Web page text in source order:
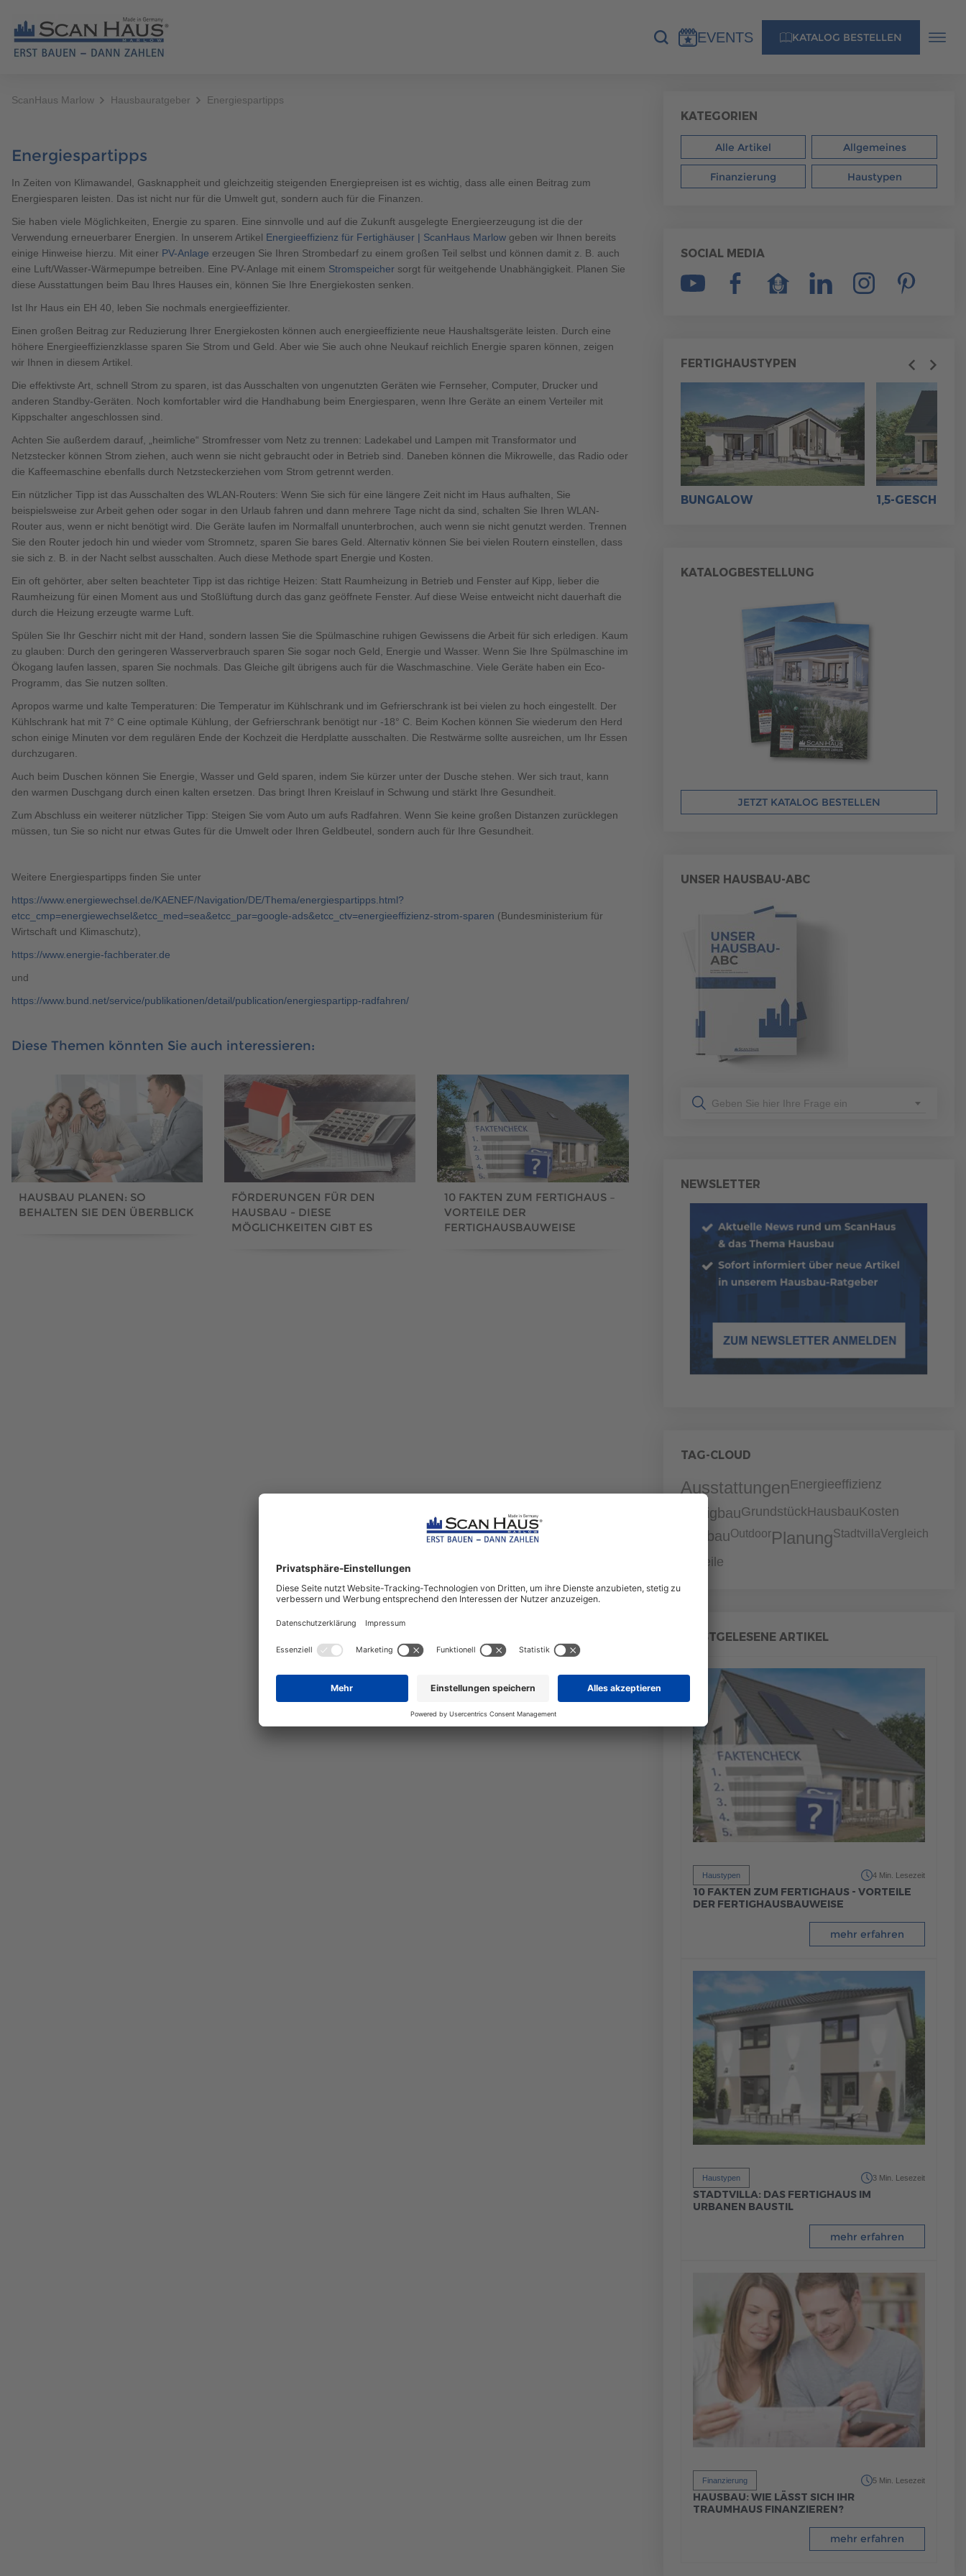
EVENTS KATALOG BESTELLEN
HÄUSER
Referenzhäuser
Mehrfamilienhäuser 1,5-Geschosser
Stadtvilla
Ausbauhaus
Mehrgenerationenhaus
Doppelhaus
Aktionshaus
Brauchen Sie Hilfe? 038221 400 500 MUSTERHAUS FINDEN
Brauchen Sie Hilfe? MUSTERHAUS FINDEN
Individuelles Bauen
Made in Germany
Zertifizierte Qualität
Unsere Bauweise
Energieeffizient bauen
Alles aus einer Hand
QNG-Siegel
Auszeichnungen
Brauchen Sie Hilfe? 038221 400 500 MUSTERHAUS FINDEN
Events & Stelltage
Finanzierungsrechner
Videos
Podcast HAUSBLICK
Newsletter
Haustypen
Brauchen Sie Hilfe? 038221 400 500 MUSTERHAUS FINDEN
Karriere
Regionales
Sponsoring
Baupartner werden
Brauchen Sie Hilfe? 038221 400 500
Kontaktformular
Brauchen Sie Hilfe? 038221 400 500
ScanHaus Marlow Hausbauratgeber Energiespartipps
Energiespartipps
In Zeiten von Klimawandel, Gasknappheit und gleichzeitig steigenden Energiepreisen ist es wichtig, dass alle einen Beitrag zum
Energiesparen leisten. Das ist nicht nur für die Umwelt gut, sondern auch für die Finanzen.
Sie haben viele Möglichkeiten, Energie zu sparen. Eine sinnvolle und auf die Zukunft ausgelegte Energieerzeugung ist die der
Verwendung erneuerbarer Energien. In unserem Artikel Energieeffizienz für Fertighäuser | ScanHaus Marlow geben wir Ihnen bereits
einige Hinweise hierzu. Mit einer PV-Anlage erzeugen Sie Ihren Strombedarf zu einem großen Teil selbst und können damit z. B. auch
eine Luft/Wasser-Wärmepumpe betreiben. Eine PV-Anlage mit einem Stromspeicher sorgt für weitgehende Unabhängigkeit. Planen Sie
diese Ausstattungen beim Bau Ihres Hauses ein, können Sie Ihre Energiekosten senken.
Ist Ihr Haus ein EH 40, leben Sie nochmals energieeffizienter.
Einen großen Beitrag zur Reduzierung Ihrer Energiekosten können auch energieeffiziente neue Haushaltsgeräte leisten. Durch eine
höhere Energieeffizienzklasse sparen Sie Strom und Geld. Aber wie Sie auch ohne Neukauf reichlich Energie sparen können, zeigen
wir Ihnen in diesem Artikel.
Die effektivste Art, schnell Strom zu sparen, ist das Ausschalten von ungenutzten Geräten wie Fernseher, Computer, Drucker und
anderen Standby-Geräten. Noch komfortabler wird die Handhabung beim Energiesparen, wenn Ihre Geräte an einem Verteiler mit
Kippschalter angeschlossen sind.
Achten Sie außerdem darauf, „heimliche“ Stromfresser vom Netz zu trennen: Ladekabel und Lampen mit Transformator und
Netzstecker können Strom ziehen, auch wenn sie nicht gebraucht oder in Betrieb sind. Daneben können die Mikrowelle, das Radio oder
die Kaffeemaschine ebenfalls durch Netzsteckerziehen vom Strom getrennt werden.
Ein nützlicher Tipp ist das Ausschalten des WLAN-Routers: Wenn Sie sich für eine längere Zeit nicht im Haus aufhalten, Sie
beispielsweise zur Arbeit gehen oder sogar in den Urlaub fahren und dann mehrere Tage nicht da sind, schalten Sie Ihren WLAN-
Router aus, wenn er nicht benötigt wird. Die Geräte laufen im Normalfall ununterbrochen, auch wenn sie nicht genutzt werden. Trennen
Sie den Router jedoch hin und wieder vom Stromnetz, sparen Sie bares Geld. Alternativ können Sie bei vielen Routern einstellen, dass
sie sich z. B. in der Nacht selbst ausschalten. Auch diese Methode spart Energie und Kosten.
Ein oft gehörter, aber selten beachteter Tipp ist das richtige Heizen: Statt Raumheizung in Betrieb und Fenster auf Kipp, lieber die
Raumheizung für einen Moment aus und Stoßlüftung durch das ganz geöffnete Fenster. Auf diese Weise entweicht nicht dauerhaft die
durch die Heizung erzeugte warme Luft.
Spülen Sie Ihr Geschirr nicht mit der Hand, sondern lassen Sie die Spülmaschine ruhigen Gewissens die Arbeit für sich erledigen. Kaum
zu glauben: Durch den geringeren Wasserverbrauch sparen Sie sogar noch Geld, Energie und Wasser. Wenn Sie Ihre Spülmaschine im
Ökogang laufen lassen, sparen Sie nochmals. Das Gleiche gilt übrigens auch für die Waschmaschine. Viele Geräte haben ein Eco-
Programm, das Sie nutzen sollten.
Apropos warme und kalte Temperaturen: Die Temperatur im Kühlschrank und im Gefrierschrank ist bei vielen zu hoch eingestellt. Der
Kühlschrank hat mit 7° C eine optimale Kühlung, der Gefrierschrank benötigt nur -18° C. Beim Kochen können Sie wiederum den Herd
schon einige Minuten vor dem regulären Ende der Kochzeit die Herdplatte ausschalten. Die Restwärme sollte ausreichen, um Ihr Essen
durchzugaren.
Auch beim Duschen können Sie Energie, Wasser und Geld sparen, indem Sie kürzer unter der Dusche stehen. Wer sich traut, kann
den warmen Duschgang durch einen kalten ersetzen. Das bringt Ihren Kreislauf in Schwung und stärkt Ihre Gesundheit.
Zum Abschluss ein weiterer nützlicher Tipp: Steigen Sie vom Auto um aufs Radfahren. Wenn Sie keine großen Distanzen zurücklegen
müssen, tun Sie so nicht nur etwas Gutes für die Umwelt oder Ihren Geldbeutel, sondern auch für Ihre Gesundheit.
Weitere Energiespartipps finden Sie unter
https://www.energiewechsel.de/KAENEF/Navigation/DE/Thema/energiespartipps.html?
etcc_cmp=energiewechsel&etcc_med=sea&etcc_par=google-ads&etcc_ctv=energieeffizienz-strom-sparen (Bundesministerium für
Wirtschaft und Klimaschutz),
https://www.energie-fachberater.de
und
https://www.bund.net/service/publikationen/detail/publication/energiespartipp-radfahren/
Diese Themen könnten Sie auch interessieren:
HAUSBAU PLANEN: SO
BEHALTEN SIE DEN ÜBERBLICK
FÖRDERUNGEN FÜR DEN
HAUSBAU - DIESE
MÖGLICHKEITEN GIBT ES
10 FAKTEN ZUM FERTIGHAUS –
VORTEILE DER
FERTIGHAUSBAUWEISE
KATEGORIEN
Alle Artikel Allgemeines
Finanzierung Haustypen
SOCIAL MEDIA
FERTIGHAUSTYPEN Previous
BUNGALOW 1,5-
KATALOGBESTELLUNG
JETZT KATALOG BESTELLEN
UNSER HAUSBAU-ABC
Geben Sie hier Ihre Frage ein
NEWSLETTER
TAG-CLOUD
AusstattungenEnergieeffizienz
FertigbauGrundstückHausbauKosten
NeubauOutdoorPlanungStadtvillaVergleich
Vorteile
MEISTGELESENE ARTIKEL
Haustypen 4 Min. Lesezeit
10 FAKTEN ZUM FERTIGHAUS - VORTEILE
DER FERTIGHAUSBAUWEISE
mehr erfahren
Haustypen 3 Min. Lesezeit
STADTVILLA: DAS FERTIGHAUS IM
URBANEN BAUSTIL
mehr erfahren
Finanzierung 5 Min. Lesezeit
HAUSBAU: WIE LÄSST SICH IHR
TRAUMHAUS FINANZIEREN?
mehr erfahren